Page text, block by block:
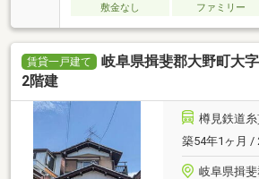
敷金なし ファミリー
賃貸一戸建て
岐阜県揖斐郡大野町大
2階建
樽見鉄道
築54年1ヶ月 /
岐阜県揖